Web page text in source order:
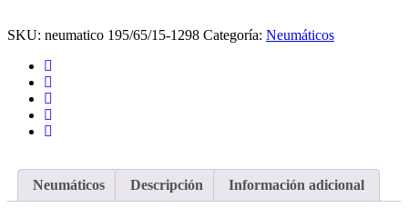
SKU: neumatico 195/65/15-1298 Categoría: Neumáticos
Neumáticos Descripción Información adicional